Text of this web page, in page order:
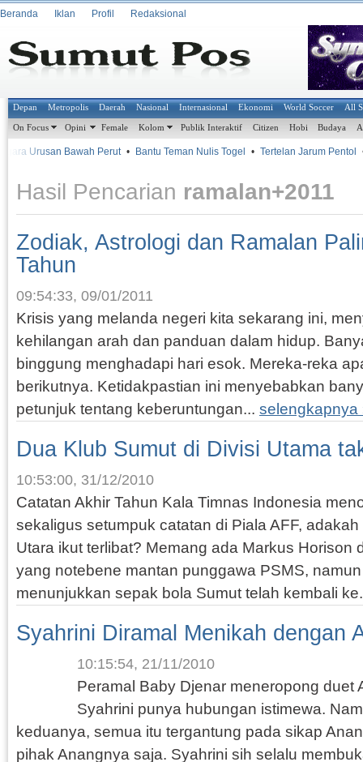
Beranda Iklan Profil Redaksional
Depan Metropolis Daerah Nasional Internasional Ekonomi World Soccer All
On Focus Opini Female Kolom Publik Interaktif Citizen Hobi Budaya
Urusan Bawah Perut • Bantu Teman Nulis Togel Tertelan Jarum Pentol
Hasil Pencarian ramalan+2011
Zodiak, Astrologi dan Ramalan
Tahun
09:54:33, 09/01/2011
Krisis yang melanda negeri kita sekarang ini,
kehilangan arah dan panduan dalam hidup.
binggung menghadapi hari esok. Mereka-reka
berikutnya. Ketidakpastian ini menyebabkan
petunjuk tentang keberuntungan... selengkapnya
Dua Klub Sumut di Divisi Utama
10:53:00, 31/12/2010
Catatan Akhir Tahun Kala Timnas Indonesia
sekaligus setumpuk catatan di Piala AFF,
Utara ikut terlibat? Memang ada Markus Horison
yang notebene mantan punggawa PSMS,
menunjukkan sepak bola Sumut telah kembali
Syahrini Diramal Menikah dengan
10:15:54, 21/11/2010
Peramal Baby Djenar meneropong duet
Syahrini punya hubungan istimewa.
keduanya, semua itu tergantung pada sikap
pihak Anangnya saja. Syahrini sih selalu